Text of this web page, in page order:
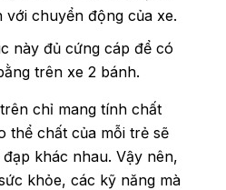
với chuyển động của xe.
này đủ cứng cáp để có
trên xe 2 bánh.
chỉ mang tính chất
thể chất của mỗi trẻ sẽ
khác nhau. Vậy nên,
khỏe, các kỹ năng mà